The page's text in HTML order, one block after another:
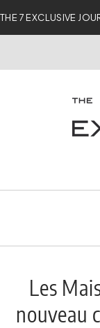
THE 7 EXCLUSIVE
Les
nouveau